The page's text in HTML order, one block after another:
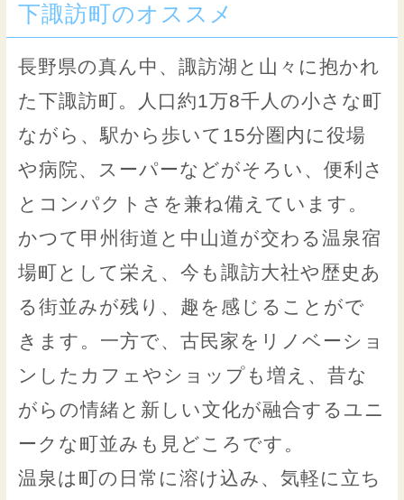
下諏訪町のオススメ
長野県の真ん中、諏訪湖と山々に抱かれ
た下諏訪町。人口約1万8千人の小さな町
ながら、駅から歩いて15分圏内に役場
や病院、スーパーなどがそろい、便利さ
とコンパクトさを兼ね備えています。
かつて甲州街道と中山道が交わる温泉宿
場町として栄え、今も諏訪大社や歴史あ
る街並みが残り、趣を感じることがで
きます。一方で、古民家をリノベーショ
ンしたカフェやショップも増え、昔な
がらの情緒と新しい文化が融合するユニ
ークな町並みも見どころです。
温泉は町の日常に溶け込み、気軽に立ち